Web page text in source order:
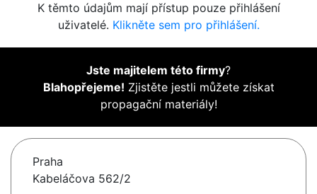
K těmto údajům mají přístup pouze přihlášení
uživatelé. Klikněte sem pro přihlášení.
Jste majitelem této firmy?
Blahopřejeme! Zjistěte jestli můžete získat
propagační materiály!
Praha
Kabeláčova 562/2